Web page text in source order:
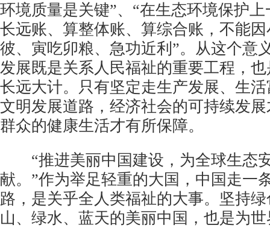
环境质量是关键”、“在生态环境保护
长远账、算整体账、算综合账，不能
彼、寅吃卯粮、急功近利”。从这个意
发展既是关系人民福祉的重要工程，
长远大计。只有坚定走生产发展、生
文明发展道路，经济社会的可持续发
群众的健康生活才有所保障。
“推进美丽中国建设，为全球生态
献。”作为举足轻重的大国，中国走一
路，是关乎全人类福祉的大事。坚持
山、绿水、蓝天的美丽中国，也是为